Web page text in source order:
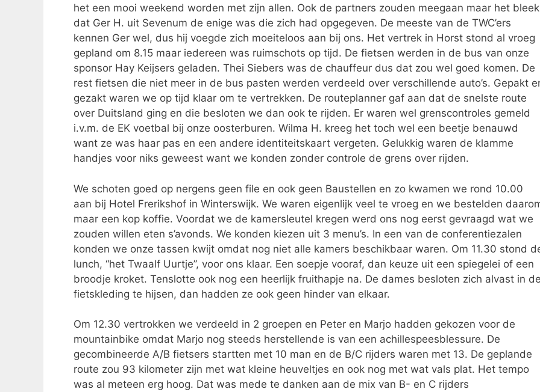
het een mooi weekend worden met zijn allen. Ook de partners zouden meegaan maar het bleek
dat Ger H. uit Sevenum de enige was die zich had opgegeven. De meeste van de TWC’ers
kennen Ger wel, dus hij voegde zich moeiteloos aan bij ons. Het vertrek in Horst stond al vroeg
gepland om 8.15 maar iedereen was ruimschots op tijd. De fietsen werden in de bus van onze
sponsor Hay Keijsers geladen. Thei Siebers was de chauffeur dus dat zou wel goed komen. De
rest fietsen die niet meer in de bus pasten werden verdeeld over verschillende auto’s. Gepakt
gezakt waren we op tijd klaar om te vertrekken. De routeplanner gaf aan dat de snelste route
over Duitsland ging en die besloten we dan ook te rijden. Er waren wel grenscontroles gemeld
i.v.m. de EK voetbal bij onze oosterburen. Wilma H. kreeg het toch wel een beetje benauwd
want ze was haar pas en een andere identiteitskaart vergeten. Gelukkig waren de klamme
handjes voor niks geweest want we konden zonder controle de grens over rijden.
We schoten goed op nergens geen file en ook geen Baustellen en zo kwamen we rond 10.00
aan bij Hotel Frerikshof in Winterswijk. We waren eigenlijk veel te vroeg en we bestelden
maar een kop koffie. Voordat we de kamersleutel kregen werd ons nog eerst gevraagd wat we
zouden willen eten s’avonds. We konden kiezen uit 3 menu’s. In een van de conferentiezalen
konden we onze tassen kwijt omdat nog niet alle kamers beschikbaar waren. Om 11.30 stond
lunch, “het Twaalf Uurtje”, voor ons klaar. Een soepje vooraf, dan keuze uit een spiegelei of een
broodje kroket. Tenslotte ook nog een heerlijk fruithapje na. De dames besloten zich alvast in
fietskleding te hijsen, dan hadden ze ook geen hinder van elkaar.
Om 12.30 vertrokken we verdeeld in 2 groepen en Peter en Marjo hadden gekozen voor de
mountainbike omdat Marjo nog steeds herstellende is van een achillespeesblessure. De
gecombineerde A/B fietsers startten met 10 man en de B/C rijders waren met 13. De geplande
route zou 93 kilometer zijn met wat kleine heuveltjes en ook nog met wat vals plat. Het tempo
was al meteen erg hoog. Dat was mede te danken aan de mix van B- en C rijders